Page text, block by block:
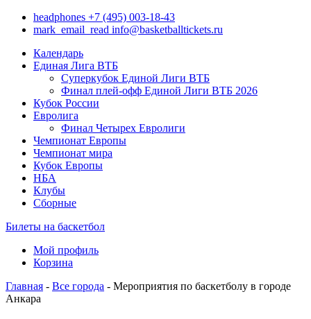
headphones +7 (495) 003-18-43
mark_email_read info@basketballtickets.ru
Календарь
Единая Лига ВТБ
Суперкубок Единой Лиги ВТБ
Финал плей-офф Единой Лиги ВТБ 2026
Кубок России
Евролига
Финал Четырех Евролиги
Чемпионат Европы
Чемпионат мира
Кубок Европы
НБА
Клубы
Сборные
Билеты на баскетбол
Мой профиль
Корзина
Главная - Все города - Мероприятия по баскетболу в городе
Анкара